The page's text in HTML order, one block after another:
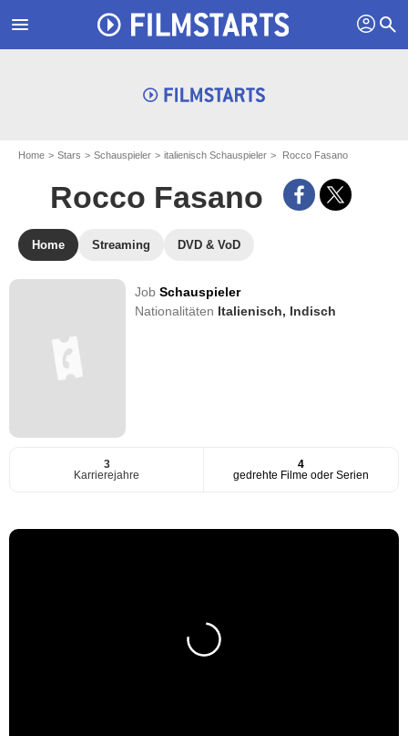
menu profil search
Home Stars Schauspieler italienisch Schauspieler Rocco Fasano
Rocco Fasano
Home Streaming DVD & VoD
JobSchauspieler
Nationalitäten Italienisch, Indisch
3
Karrierejahre
4
gedrehte Filme oder Serien